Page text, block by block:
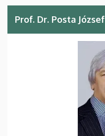
Prof. Dr. Posta József